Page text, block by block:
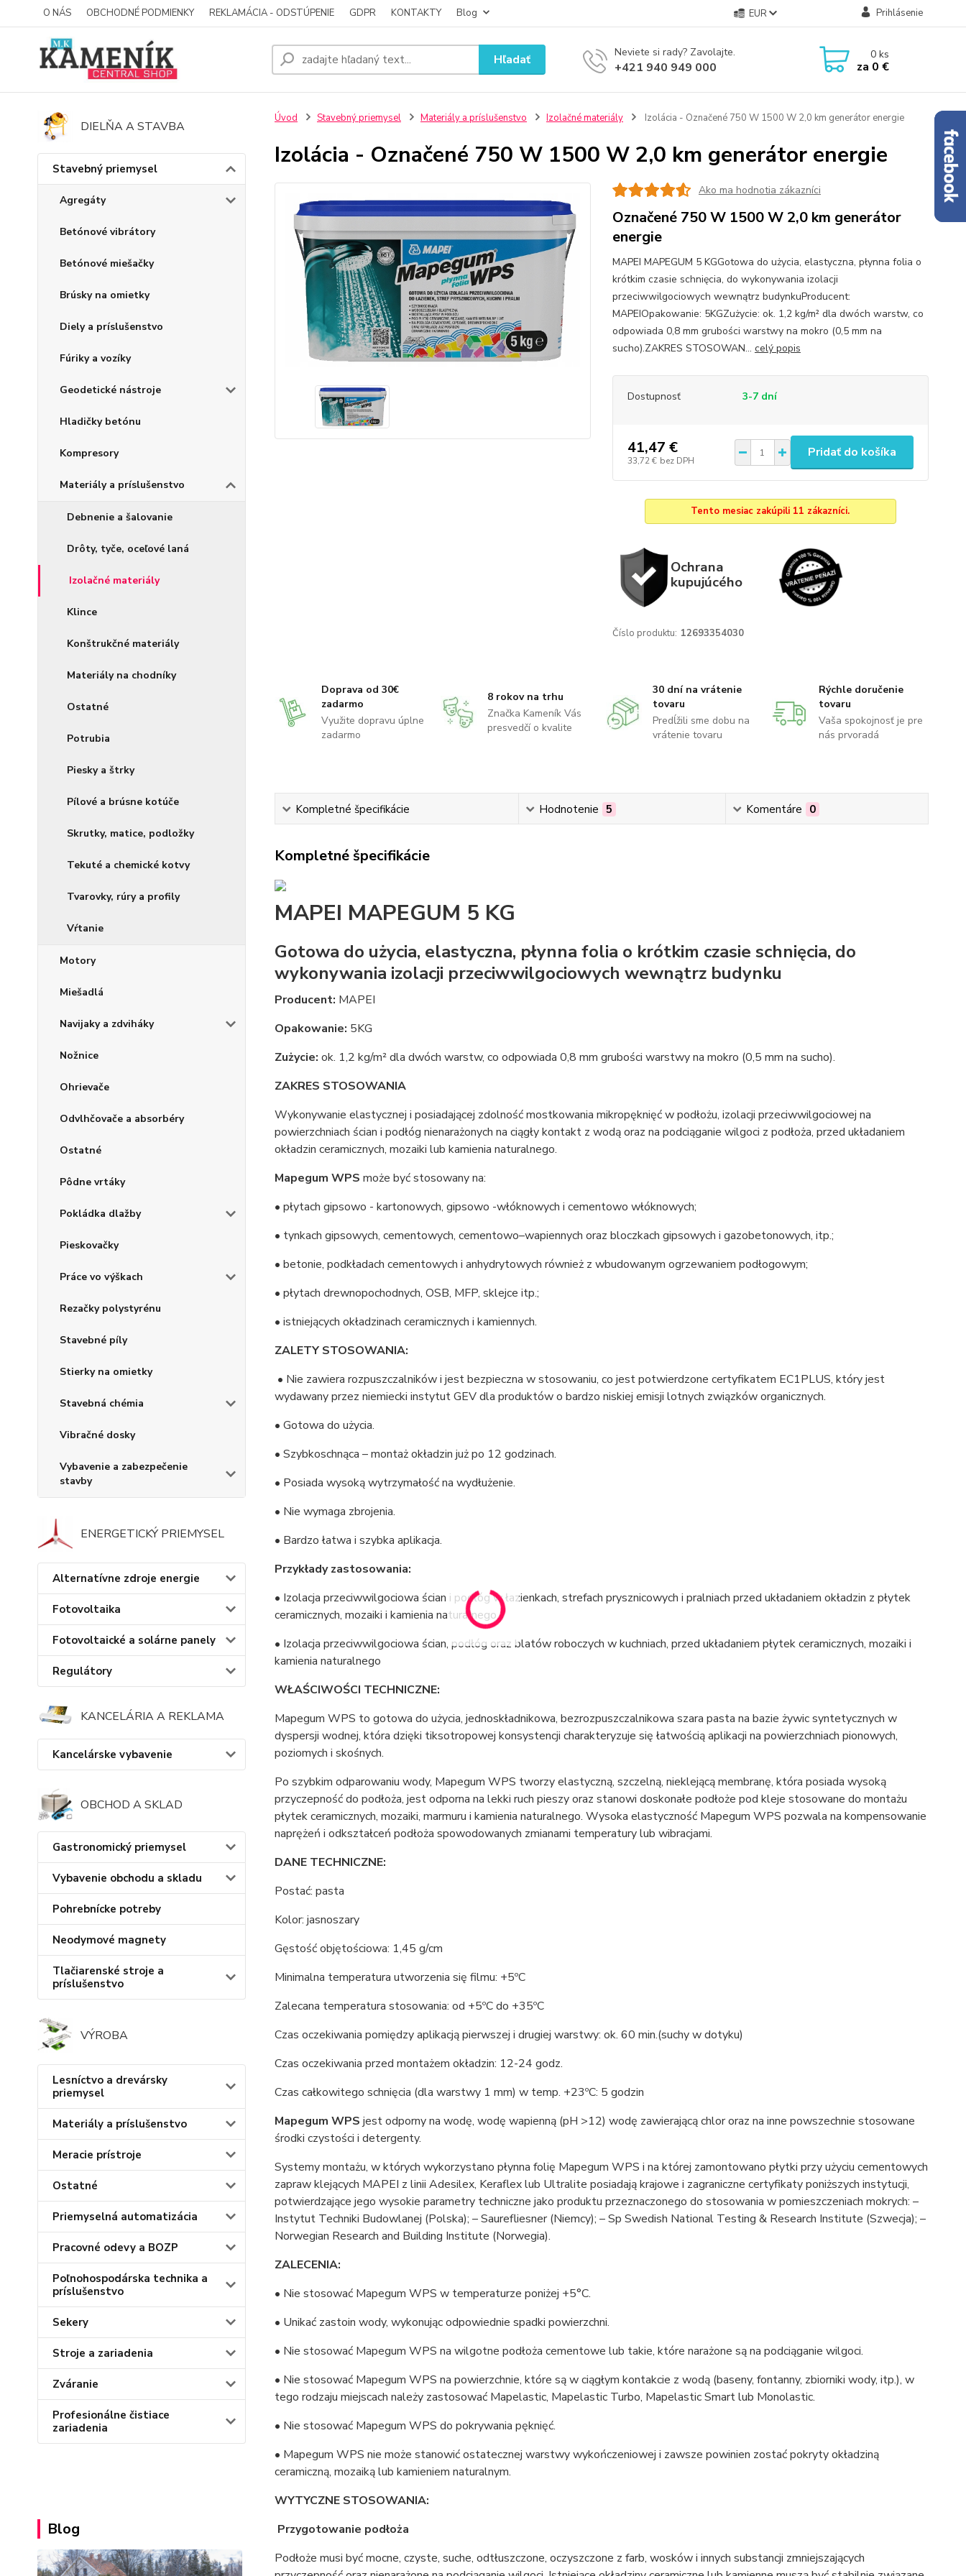
O NÁS OBCHODNÉ PODMIENKY REKLAMÁCIA - ODSTÚPENIE GDPR KONTAKTY Blog EUR Prihlásenie
Hľadať Neviete si rady? Zavolajte.
+421 940 949 000
0ks
za 0 €
DIELŇA A STAVBA
Stavebný priemysel
Agregáty
Betónové vibrátory
Betónové miešačky
Brúsky na omietky
Diely a príslušenstvo
Fúriky a vozíky
Geodetické nástroje
Hladičky betónu
Kompresory
Materiály a príslušenstvo
Debnenie a šalovanie
Drôty, tyče, oceľové laná
Izolačné materiály
Klince
Konštrukčné materiály
Materiály na chodníky
Ostatné
Potrubia
Piesky a štrky
Pílové a brúsne kotúče
Skrutky, matice, podložky
Tekuté a chemické kotvy
Tvarovky, rúry a profily
Vŕtanie
Motory
Miešadlá
Navijaky a zdviháky
Nožnice
Ohrievače
Odvlhčovače a absorbéry
Ostatné
Pôdne vrtáky
Pokládka dlažby
Pieskovačky
Práce vo výškach
Rezačky polystyrénu
Stavebné píly
Stierky na omietky
Stavebná chémia
Vibračné dosky
Vybavenie a zabezpečenie
stavby
ENERGETICKÝ PRIEMYSEL
Alternatívne zdroje energie
Fotovoltaika
Fotovoltaické a solárne panely
Regulátory
KANCELÁRIA A REKLAMA
Kancelárske vybavenie
OBCHOD A SKLAD
Gastronomický priemysel
Vybavenie obchodu a skladu
Pohrebnícke potreby
Neodymové magnety
Tlačiarenské stroje a
príslušenstvo
VÝROBA
Lesníctvo a drevársky
priemysel
Materiály a príslušenstvo
Meracie prístroje
Ostatné
Priemyselná automatizácia
Pracovné odevy a BOZP
Poľnohospodárska technika a
príslušenstvo
Sekery
Stroje a zariadenia
Zváranie
Profesionálne čistiace
zariadenia
Blog
Úvod Stavebný priemysel Materiály a príslušenstvo Izolačné materiály Izolácia - Označené 750 W 1500 W 2,0 km generátor energie
Izolácia - Označené 750 W 1500 W 2,0 km generátor energie
Ako ma hodnotia zákazníci
Označené 750 W 1500 W 2,0 km generátor
energie
MAPEI MAPEGUM 5 KGGotowa do użycia, elastyczna, płynna folia o
krótkim czasie schnięcia, do wykonywania izolacji
przeciwwilgociowych wewnątrz budynkuProducent:
MAPEIOpakowanie: 5KGZużycie: ok. 1,2 kg/m² dla dwóch warstw, co
odpowiada 0,8 mm grubości warstwy na mokro (0,5 mm na
sucho).ZAKRES STOSOWAN... celý popis
Dostupnosť 3-7 dní
41,47 €
33,72 € bez DPH
Pridať do košíka
Tento mesiac zakúpili 11 zákazníci.
Ochrana
kupujúcého
Číslo produktu: 12693354030
Doprava od 30€
zadarmo
Využite dopravu úplne
zadarmo
8 rokov na trhu
Značka Kameník Vás
presvedčí o kvalite
30 dní na vrátenie
tovaru
Predĺžili sme dobu na
vrátenie tovaru
Rýchle doručenie
tovaru
Vaša spokojnosť je pre
nás prvoradá
Kompletné špecifikácie Hodnotenie 5 Komentáre 0
Kompletné špecifikácie
MAPEI MAPEGUM 5 KG
Gotowa do użycia, elastyczna, płynna folia o krótkim czasie schnięcia, do
wykonywania izolacji przeciwwilgociowych wewnątrz budynku
Producent: MAPEI
Opakowanie: 5KG
Zużycie: ok. 1,2 kg/m² dla dwóch warstw, co odpowiada 0,8 mm grubości warstwy na mokro (0,5 mm na sucho).
ZAKRES STOSOWANIA
Wykonywanie elastycznej i posiadającej zdolność mostkowania mikropęknięć w podłożu, izolacji przeciwwilgociowej na
powierzchniach ścian i podłóg nienarażonych na ciągły kontakt z wodą oraz na podciąganie wilgoci z podłoża, przed układaniem
okładzin ceramicznych, mozaiki lub kamienia naturalnego.
Mapegum WPS może być stosowany na:
• płytach gipsowo - kartonowych, gipsowo -włóknowych i cementowo włóknowych;
• tynkach gipsowych, cementowych, cementowo–wapiennych oraz bloczkach gipsowych i gazobetonowych, itp.;
• betonie, podkładach cementowych i anhydrytowych również z wbudowanym ogrzewaniem podłogowym;
• płytach drewnopochodnych, OSB, MFP, sklejce itp.;
• istniejących okładzinach ceramicznych i kamiennych.
ZALETY STOSOWANIA:
• Nie zawiera rozpuszczalników i jest bezpieczna w stosowaniu, co jest potwierdzone certyfikatem EC1PLUS, który jest
wydawany przez niemiecki instytut GEV dla produktów o bardzo niskiej emisji lotnych związków organicznych.
• Gotowa do użycia.
• Szybkoschnąca – montaż okładzin już po 12 godzinach.
• Posiada wysoką wytrzymałość na wydłużenie.
• Nie wymaga zbrojenia.
• Bardzo łatwa i szybka aplikacja.
Przykłady zastosowania:
• Izolacja przeciwwilgociowa ścian i podłóg w łazienkach, strefach prysznicowych i pralniach przed układaniem okładzin z płytek
ceramicznych, mozaiki i kamienia naturalnego.
• Izolacja przeciwwilgociowa ścian, podłóg oraz blatów roboczych w kuchniach, przed układaniem płytek ceramicznych, mozaiki i
kamienia naturalnego
WŁAŚCIWOŚCI TECHNICZNE:
Mapegum WPS to gotowa do użycia, jednoskładnikowa, bezrozpuszczalnikowa szara pasta na bazie żywic syntetycznych w
dyspersji wodnej, która dzięki tiksotropowej konsystencji charakteryzuje się łatwością aplikacji na powierzchniach pionowych,
poziomych i skośnych.
Po szybkim odparowaniu wody, Mapegum WPS tworzy elastyczną, szczelną, nieklejącą membranę, która posiada wysoką
przyczepność do podłoża, jest odporna na lekki ruch pieszy oraz stanowi doskonałe podłoże pod kleje stosowane do montażu
płytek ceramicznych, mozaiki, marmuru i kamienia naturalnego. Wysoka elastyczność Mapegum WPS pozwala na kompensowanie
naprężeń i odkształceń podłoża spowodowanych zmianami temperatury lub wibracjami.
DANE TECHNICZNE:
Postać: pasta
Kolor: jasnoszary
Gęstość objętościowa: 1,45 g/cm
Minimalna temperatura utworzenia się filmu: +5ºC
Zalecana temperatura stosowania: od +5ºC do +35ºC
Czas oczekiwania pomiędzy aplikacją pierwszej i drugiej warstwy: ok. 60 min.(suchy w dotyku)
Czas oczekiwania przed montażem okładzin: 12-24 godz.
Czas całkowitego schnięcia (dla warstwy 1 mm) w temp. +23ºC: 5 godzin
Mapegum WPS jest odporny na wodę, wodę wapienną (pH >12) wodę zawierającą chlor oraz na inne powszechnie stosowane
środki czystości i detergenty.
Systemy montażu, w których wykorzystano płynna folię Mapegum WPS i na której zamontowano płytki przy użyciu cementowych
zapraw klejących MAPEI z linii Adesilex, Keraflex lub Ultralite posiadają krajowe i zagraniczne certyfikaty poniższych instytucji,
potwierdzające jego wysokie parametry techniczne jako produktu przeznaczonego do stosowania w pomieszczeniach mokrych: –
Instytut Techniki Budowlanej (Polska); – Saurefliesner (Niemcy); – Sp Swedish National Testing & Research Institute (Szwecja); –
Norwegian Research and Building Institute (Norwegia).
ZALECENIA:
• Nie stosować Mapegum WPS w temperaturze poniżej +5°C.
• Unikać zastoin wody, wykonując odpowiednie spadki powierzchni.
• Nie stosować Mapegum WPS na wilgotne podłoża cementowe lub takie, które narażone są na podciąganie wilgoci.
• Nie stosować Mapegum WPS na powierzchnie, które są w ciągłym kontakcie z wodą (baseny, fontanny, zbiorniki wody, itp.), w
tego rodzaju miejscach należy zastosować Mapelastic, Mapelastic Turbo, Mapelastic Smart lub Monolastic.
• Nie stosować Mapegum WPS do pokrywania pęknięć.
• Mapegum WPS nie może stanowić ostatecznej warstwy wykończeniowej i zawsze powinien zostać pokryty okładziną
ceramiczną, mozaiką lub kamieniem naturalnym.
WYTYCZNE STOSOWANIA:
Przygotowanie podłoża
Podłoże musi być mocne, czyste, suche, odtłuszczone, oczyszczone z farb, wosków i innych substancji zmniejszających